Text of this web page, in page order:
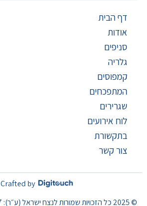
דף הבית
אודות
סניפים
גלריה
קמפוסים
המתפכחים
שגרירים
לוח אירועים
בתקשורת
צור קשר
Crafted by